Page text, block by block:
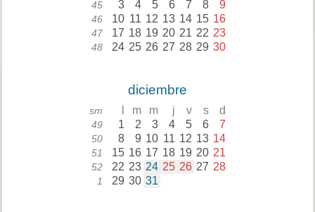
45 3 4 5 6 7 8 9
46 10 11 12 13 14 15 16
47 17 18 19 20 21 22 23
48 24 25 26 27 28 29 30
diciembre
sm m m j v s d
49 1 2 3 4 5 6 7
50 8 9 10 11 12 13 14
51 15 16 17 18 19 20 21
52 22 23 24 25 26 27 28
1 29 30 31